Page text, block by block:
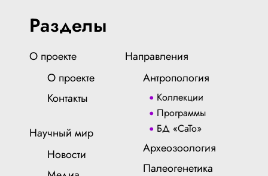
Разделы
О проекте
О проекте
Контакты
Научный мир
Новости
Направления
Антропология
Коллекции
Программы
БД «СаТо»
Археозоология
Палеогенетика